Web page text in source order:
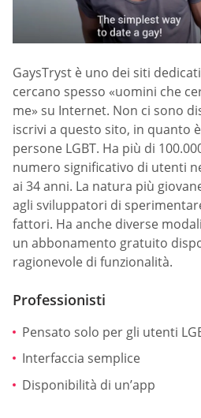
GaysTryst è uno dei siti
cercano spesso «uomini che
me» su Internet. Non ci sono
iscrivi a questo sito, in quanto
persone LGBT. Ha più di
numero significativo di utenti
ai 34 anni. La natura più
agli sviluppatori di
fattori. Ha anche diverse
un abbonamento gratuito
ragionevole di funzionalità.
Professionisti
Pensato solo per gli utenti
Interfaccia semplice
Disponibilità di un’app